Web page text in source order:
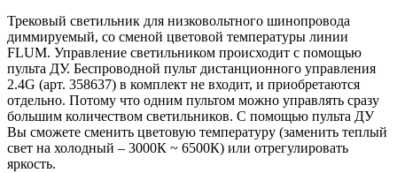
Трековый светильник для низковольтного шинопровода
диммируемый, со сменой цветовой температуры линии
FLUM. Управление светильником происходит с помощью
пульта ДУ. Беспроводной пульт дистанционного управления
2.4G (арт. 358637) в комплект не входит, и приобретаются
отдельно. Потому что одним пультом можно управлять сразу
большим количеством светильников. С помощью пульта ДУ
Вы сможете сменить цветовую температуру (заменить теплый
свет на холодный – 3000К ~ 6500К) или отрегулировать
яркость.